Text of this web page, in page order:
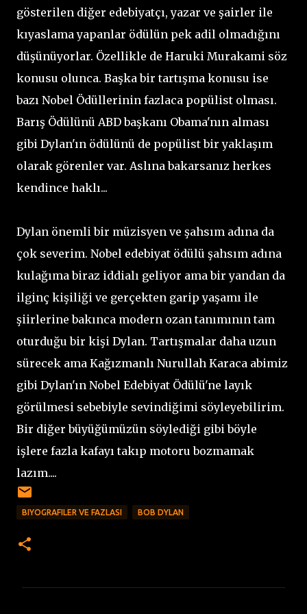
gösterilen diğer edebiyatçı, yazar ve şairler ile
kıyaslama yapanlar ödülün pek adil olmadığını
düşünüyorlar. Özellikle de Haruki Murakami söz
konusu olunca. Başka bir tartışma konusu ise
bazı Nobel Ödüllerinin fazlaca popülist olması.
Barış Ödülünü ABD başkanı Obama'nın alması
gibi Dylan'ın ödülünü de popülist bir yaklaşım
olarak görenler var. Aslına bakarsanız herkes
kendince haklı...
Dylan önemli bir müzisyen ve şahsım adına da
çok severim. Nobel edebiyat ödülü şahsım adına
kulağıma biraz iddialı geliyor ama bir yandan da
ilginç kişiliği ve gerçekten garip yaşamı ile
şiirlerine bakınca modern ozan tanımının tam
oturduğu bir kişi Dylan. Tartışmalar daha uzun
sürecek ama Kağızmanlı Nurullah Karaca abimiz
gibi Dylan'ın Nobel Edebiyat Ödülü'ne layık
görülmesi sebebiyle sevindiğimi söyleyebilirim.
Bir diğer büyüğümüzün söylediği gibi böyle
işlere fazla kafayı takıp motoru bozmamak
lazım....
BIYOGRAFILER VE FAZLASI BOB DYLAN